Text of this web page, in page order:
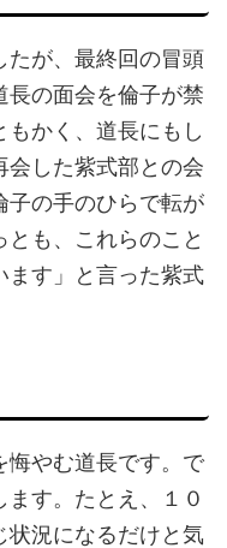
たが、最終回の冒頭
長の面会を倫子が禁
もかく、道長にもし
会した紫式部との会
子の手のひらで転が
も、これらのこと
ます」と言った紫式
悔やむ道長です。で
す。たとえ、１０
状況になるだけと気